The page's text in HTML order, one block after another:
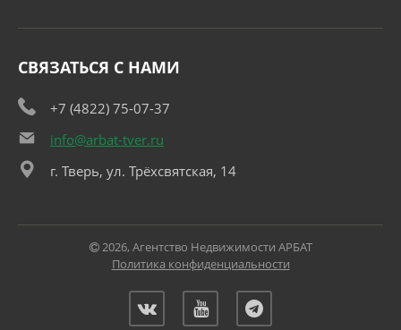
СВЯЗАТЬСЯ С НАМИ
+7 (4822) 75-07-37
info@arbat-tver.ru
г. Тверь, ул. Трёхсвятская, 14
2026, Агентство Недвижимости АРБАТ
Политика конфиденциальности